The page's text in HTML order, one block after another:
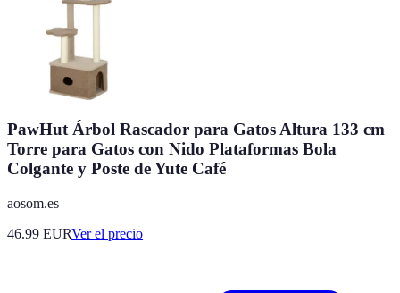
PawHut Árbol Rascador para Gatos Altura 133 cm
Torre para Gatos con Nido Plataformas Bola
Colgante y Poste de Yute Café
aosom.es
46.99 EURVer el precio